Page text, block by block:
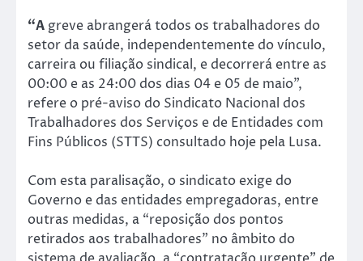
“A greve abrangerá todos os trabalhadores do
setor da saúde, independentemente do vínculo,
carreira ou filiação sindical, e decorrerá entre as
00:00 e as 24:00 dos dias 04 e 05 de maio”,
refere o pré-aviso do Sindicato Nacional dos
Trabalhadores dos Serviços e de Entidades com
Fins Públicos (STTS) consultado hoje pela Lusa.
Com esta paralisação, o sindicato exige do
Governo e das entidades empregadoras, entre
outras medidas, a “reposição dos pontos
retirados aos trabalhadores” no âmbito do